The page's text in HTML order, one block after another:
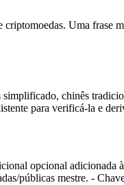
Uma frase
chinês
para verificá-la e
opcional adicionada
públicas mestre. -